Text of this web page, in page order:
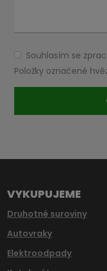
Souhlasím
se
zpracováním
osobních
Souhlasím se
Položky označené
nepodařilo
VYKUPUJEME
Druhotné suroviny
Autovraky
Elektroodpady